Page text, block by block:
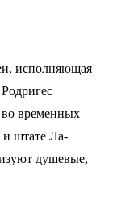
исполняющая
во временных
и штате Ла-
душевые,